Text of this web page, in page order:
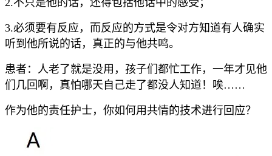
3.必须要有反应，而反应的方式是令对方知道有人确实
听到他所说的话，真正的与他共鸣。
患者：人老了就是没用，孩子们都忙工作，一年才见他
们几回啊，真怕哪天自己走了都没人知道！唉……
作为他的责任护士，你如何用共情的技术进行回应？